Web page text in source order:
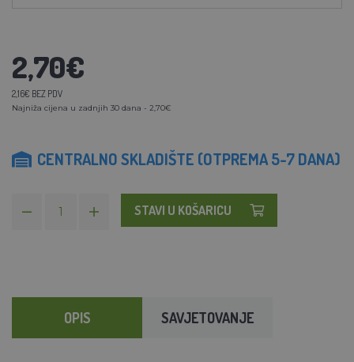
2,70€
2,16€ BEZ PDV
Najniža cijena u zadnjih 30 dana - 2,70€
CENTRALNO SKLADIŠTE (OTPREMA 5-7 DANA)
STAVI U KOŠARICU
OPIS SAVJETOVANJE